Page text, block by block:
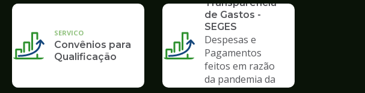
SERVICO
Convênios para
Qualificação
Transparência
de Gastos -
SEGES
Despesas e
Pagamentos
feitos em razão
da pandemia da